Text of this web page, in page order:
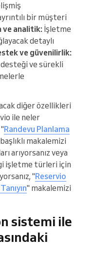
bir müşteri
ve analitik:İşletme
detaylı
ve güvenilirlik:
ve sürekli
diğer özellikleri
ile neler
Randevu Planlama
makalemizi
arıyorsanız veya
işletme türleri için
"Reservio
" makalemizi
sistemi ile